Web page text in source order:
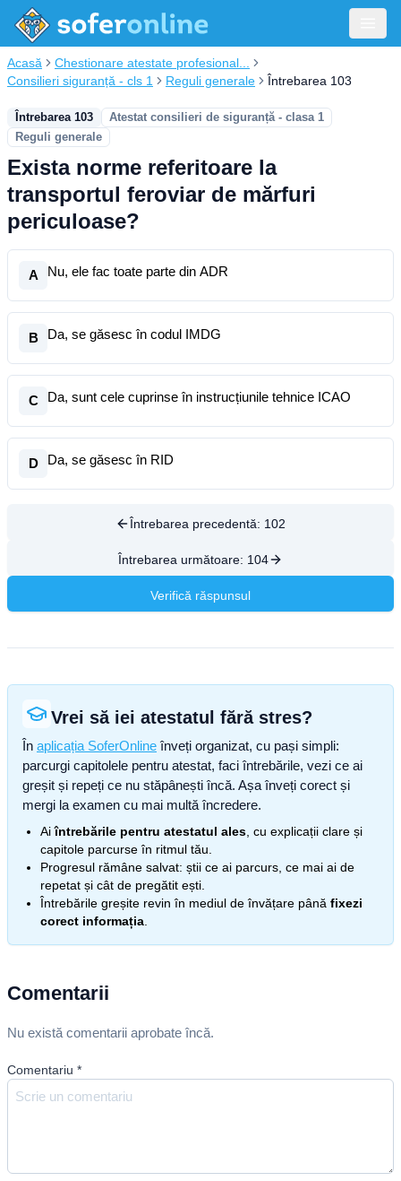
Acasă
Chestionare atestate profesional...
Consilieri siguranță - cls 1
Reguli generale Întrebarea 103
Întrebarea 103
Atestat consilieri de siguranță - clasa 1
Reguli generale
Exista norme referitoare la
transportul feroviar de mărfuri
periculoase?
A Nu, ele fac toate parte din ADR
B Da, se găsesc în codul IMDG
C Da, sunt cele cuprinse în instrucțiunile tehnice ICAO
D Da, se găsesc în RID
Întrebarea precedentă: 102
Întrebarea următoare: 104
Verifică răspunsul
Vrei să iei atestatul fără stres?
În aplicația SoferOnline înveți organizat, cu pași simpli:
parcurgi capitolele pentru atestat, faci întrebările, vezi ce ai
greșit și repeți ce nu stăpânești încă. Așa înveți corect și
mergi la examen cu mai multă încredere.
Aiîntrebările pentru atestatul ales , cu explicații clare și
capitole parcurse în ritmul tău.
Progresul rămâne salvat: știi ce ai parcurs, ce mai ai de
repetat și cât de pregătit ești.
Întrebările greșite revin în mediul de învățare până fixezi
corect informația
Comentarii
Nu există comentarii aprobate încă.
Comentariu *